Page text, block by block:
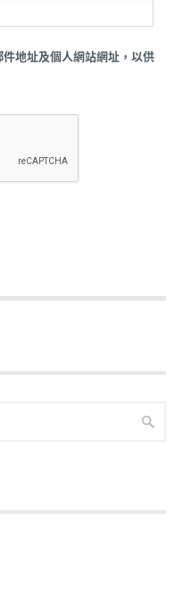
地址及個人網站網址，以供